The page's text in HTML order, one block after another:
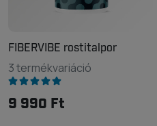
FIBERVIBE rostitalpor
3 termékvariáció
9 990 Ft